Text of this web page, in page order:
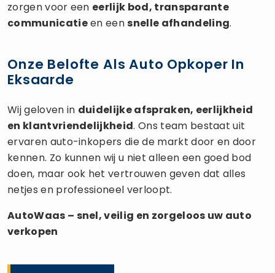
zorgen voor een eerlijk bod, transparante
communicatieen eensnelle afhandeling.
Onze Belofte Als Auto Opkoper In
Eksaarde
Wij geloven in duidelijke afspraken, eerlijkheid
en klantvriendelijkheid. Ons team bestaat uit
ervaren auto-inkopers die de markt door en door
kennen. Zo kunnen wij u niet alleen een goed bod
doen, maar ook het vertrouwen geven dat alles
netjes en professioneel verloopt.
AutoWaas – snel, veilig en zorgeloos uw auto
verkopen